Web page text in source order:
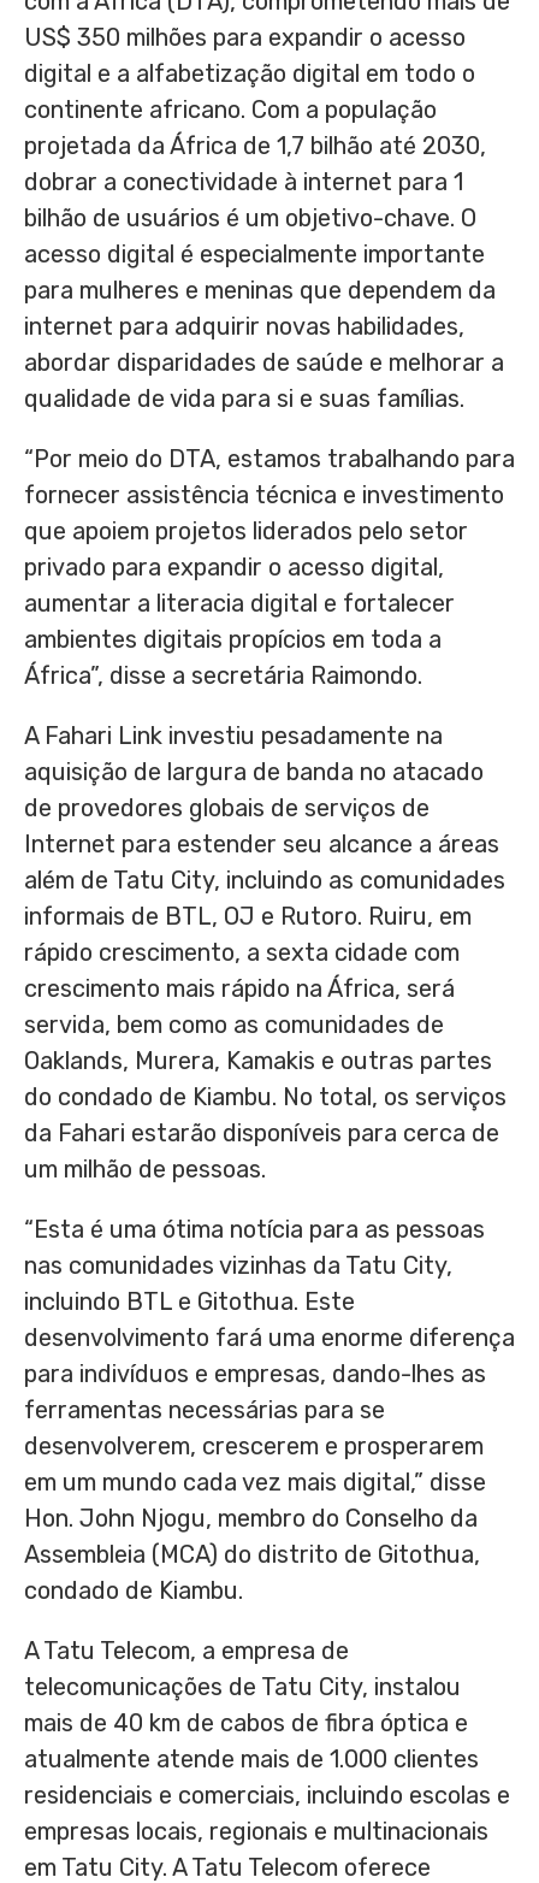
US$ 350 milhões para expandir o acesso
digital e a alfabetização digital em todo o
continente africano. Com a população
projetada da África de 1,7 bilhão até 2030,
dobrar a conectividade à internet para 1
bilhão de usuários é um objetivo-chave. O
acesso digital é especialmente importante
para mulheres e meninas que dependem da
internet para adquirir novas habilidades,
abordar disparidades de saúde e melhorar a
qualidade de vida para si e suas famílias.
“Por meio do DTA, estamos trabalhando para
fornecer assistência técnica e investimento
que apoiem projetos liderados pelo setor
privado para expandir o acesso digital,
aumentar a literacia digital e fortalecer
ambientes digitais propícios em toda a
África”, disse a secretária Raimondo.
A Fahari Link investiu pesadamente na
aquisição de largura de banda no atacado
de provedores globais de serviços de
Internet para estender seu alcance a áreas
além de Tatu City, incluindo as comunidades
informais de BTL, OJ e Rutoro. Ruiru, em
rápido crescimento, a sexta cidade com
crescimento mais rápido na África, será
servida, bem como as comunidades de
Oaklands, Murera, Kamakis e outras partes
do condado de Kiambu. No total, os serviços
da Fahari estarão disponíveis para cerca de
um milhão de pessoas.
“Esta é uma ótima notícia para as pessoas
nas comunidades vizinhas da Tatu City,
incluindo BTL e Gitothua. Este
desenvolvimento fará uma enorme diferença
para indivíduos e empresas, dando-lhes as
ferramentas necessárias para se
desenvolverem, crescerem e prosperarem
em um mundo cada vez mais digital,” disse
Hon. John Njogu, membro do Conselho da
Assembleia (MCA) do distrito de Gitothua,
condado de Kiambu.
A Tatu Telecom, a empresa de
telecomunicações de Tatu City, instalou
mais de 40 km de cabos de fibra óptica e
atualmente atende mais de 1.000 clientes
residenciais e comerciais, incluindo escolas e
empresas locais, regionais e multinacionais
em Tatu City. A Tatu Telecom oferece